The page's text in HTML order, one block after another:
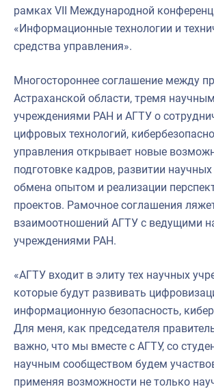
рамках VII Международной
«Информационные технологии и
средства управления».
Многостороннее соглашение между
Астраханской области, тремя
учреждениями РАН и АГТУ о
цифровых технологий,
управления открывает новые
подготовке кадров, развитии
обмена опытом и реализации
проектов. Рамочное соглашения
взаимоотношений АГТУ с ведущими
учреждениями РАН.
«АГТУ входит в элиту тех научных
которые будут развивать
информационную безопасность,
Для меня, как председателя
важно, что мы вместе с АГТУ, со
научным сообществом будем
применяя возможности не только